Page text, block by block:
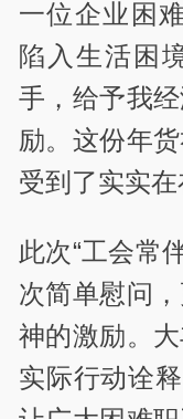
一位企业困
陷入生活困
手，给予我
励。这份年
受到了实实在
此次“工会常
次简单慰问
神的激励。
实际行动诠